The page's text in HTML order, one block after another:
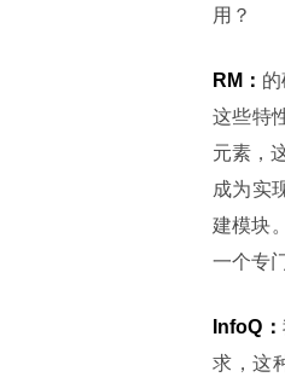
用？
RM：
这些特
元素，
成为实
建模块
一个专
InfoQ：
求，这